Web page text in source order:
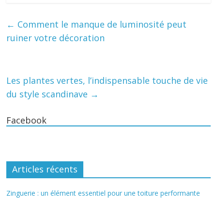
← Comment le manque de luminosité peut
ruiner votre décoration
Les plantes vertes, l’indispensable touche de vie
du style scandinave →
Facebook
Articles récents
Zinguerie : un élément essentiel pour une toiture performante